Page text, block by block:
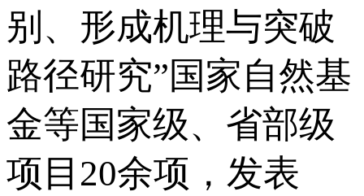
别、形成机理与突破
路径研究”国家自然基
金等国家级、省部级
项目20余项，发表